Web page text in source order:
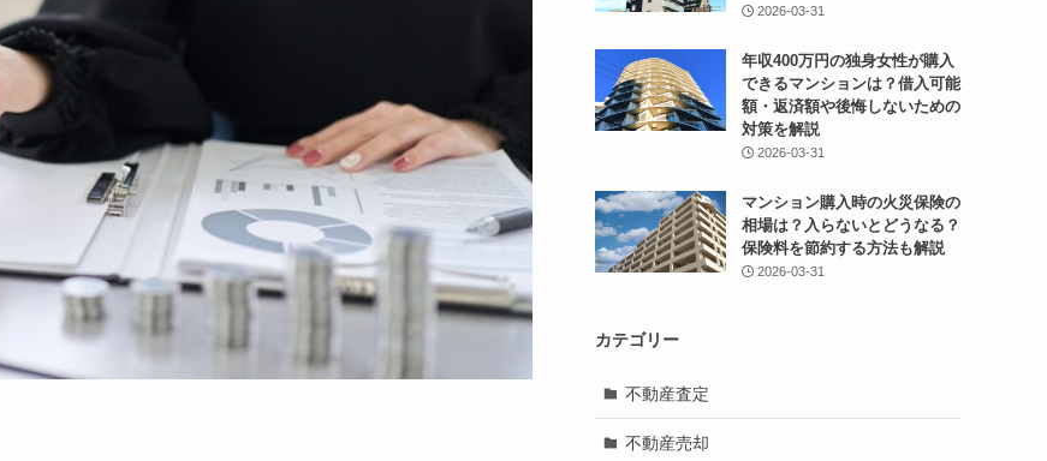
2026-03-31
年収400万円の独身女性が購入
できるマンションは？借入可能
額・返済額や後悔しないための
対策を解説
2026-03-31
マンション購入時の火災保険の
相場は？入らないとどうなる？
保険料を節約する方法も解説
2026-03-31
カテゴリー
不動産査定
不動産売却